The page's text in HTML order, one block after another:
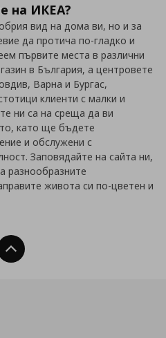
на ИКЕА?
вид на дома ви, но и за
да протича по-гладко и
първите места в различни
в България, а центровете
Варна и Бургас,
клиенти с малки и
ни са на среща да ви
като ще бъдете
и обслужени с
Заповядайте на сайта ни,
разнообразните
живота си по-цветен и
Нагоре